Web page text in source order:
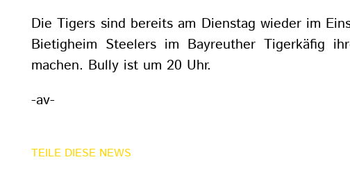
Die Tigers sind bereits am Dienstag wieder im
Bietigheim Steelers im Bayreuther Tigerkäfig
machen. Bully ist um 20 Uhr.
-av-
TEILE DIESE NEWS